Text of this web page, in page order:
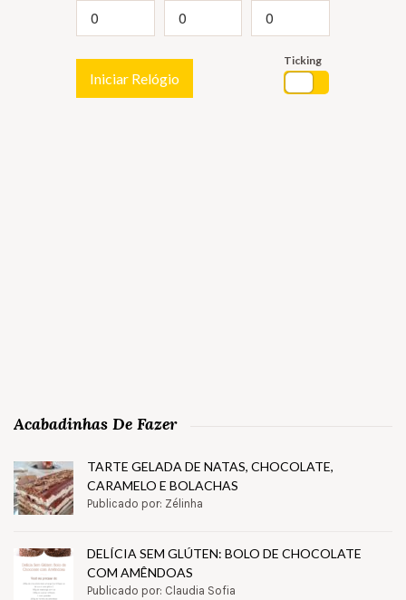
Iniciar Relógio
Ticking
Acabadinhas De Fazer
TARTE GELADA DE NATAS, CHOCOLATE,
CARAMELO E BOLACHAS
Publicado por: Zélinha
DELÍCIA SEM GLÚTEN: BOLO DE CHOCOLATE
COM AMÊNDOAS
Publicado por: Claudia Sofia